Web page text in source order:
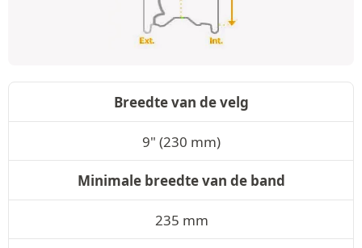
Breedte van de velg
9" (230 mm)
Minimale breedte van de band
235 mm